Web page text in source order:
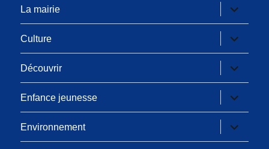
La mairie
ouvrir
le
sous-
menu
Culture
ouvrir
le
sous-
menu
Découvrir
ouvrir
le
sous-
menu
Enfance jeunesse
ouvrir
le
sous-
menu
Environnement
ouvrir
le
sous-